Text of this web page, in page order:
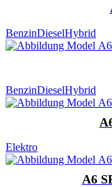
BenzinDieselHybrid
BenzinDieselHybrid
Elektro
A6